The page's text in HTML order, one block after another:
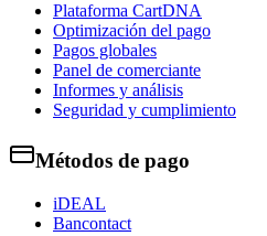
Plataforma CartDNA
Optimización del pago
Pagos globales
Panel de comerciante
Informes y análisis
Seguridad y cumplimiento
Métodos de pago
iDEAL
Bancontact